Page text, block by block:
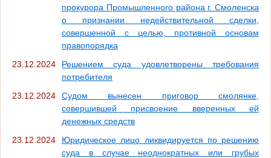
прокурора Промышленного района г. Смоленска
о признании недействительной сделки,
совершенной с целью, противной основам
правопорядка
23.12.2024
Решением суда удовлетворены требования
потребителя
23.12.2024
Судом вынесен приговор смолянке,
совершившей присвоение вверенных ей
денежных средств
23.12.2024
Юридическое лицо ликвидируется по решению
суда в случае неоднократных или грубых